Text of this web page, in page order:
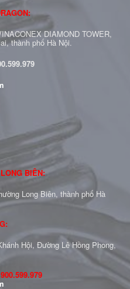
DIAMOND TOWER,
thành phố Hà Nội.
BIÊN:
Long Biên, thành phố Hà
Hội, Đường Lê Hồng Phong,